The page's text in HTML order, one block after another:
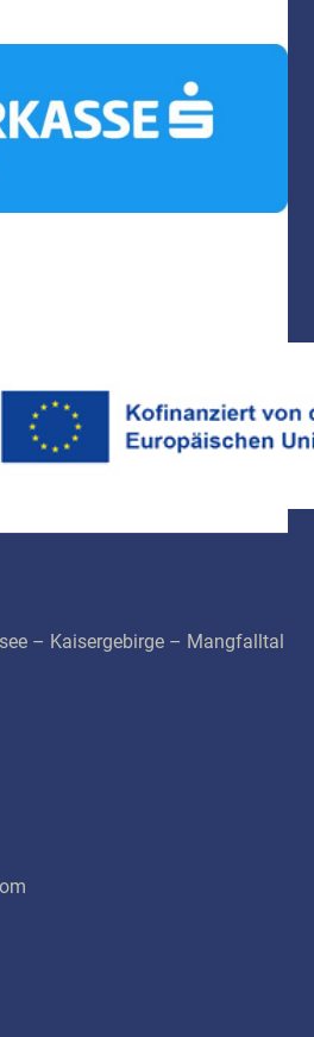
– Kaisergebirge – Mangfalltal